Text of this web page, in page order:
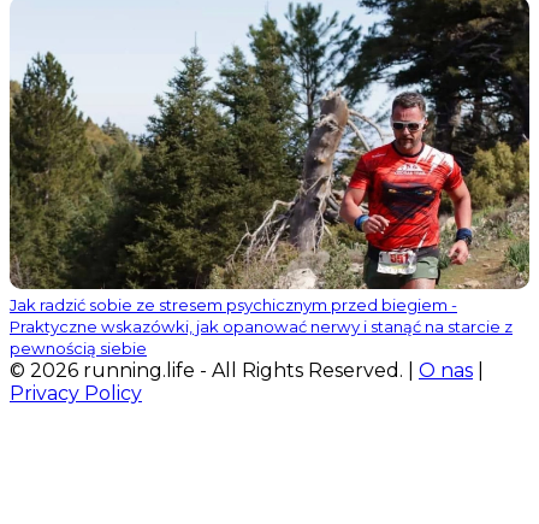
Jak radzić sobie ze stresem psychicznym przed biegiem -
Praktyczne wskazówki, jak opanować nerwy i stanąć na starcie z
pewnością siebie
© 2026 running.life - All Rights Reserved. | O nas
Privacy Policy